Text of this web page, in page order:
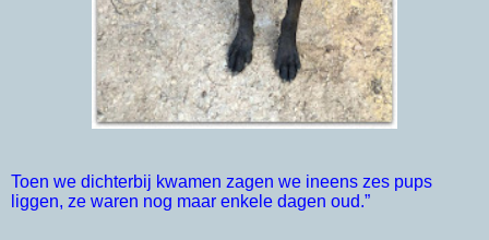
Toen we dichterbij kwamen zagen we ineens zes pups
liggen, ze waren nog maar enkele dagen oud.”